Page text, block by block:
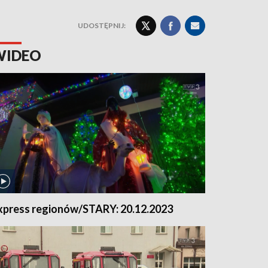
UDOSTĘPNIJ:
regionów/STARY: 20.12.2023